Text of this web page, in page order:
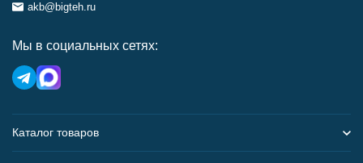
akb@bigteh.ru
Мы в социальных сетях:
Каталог товаров